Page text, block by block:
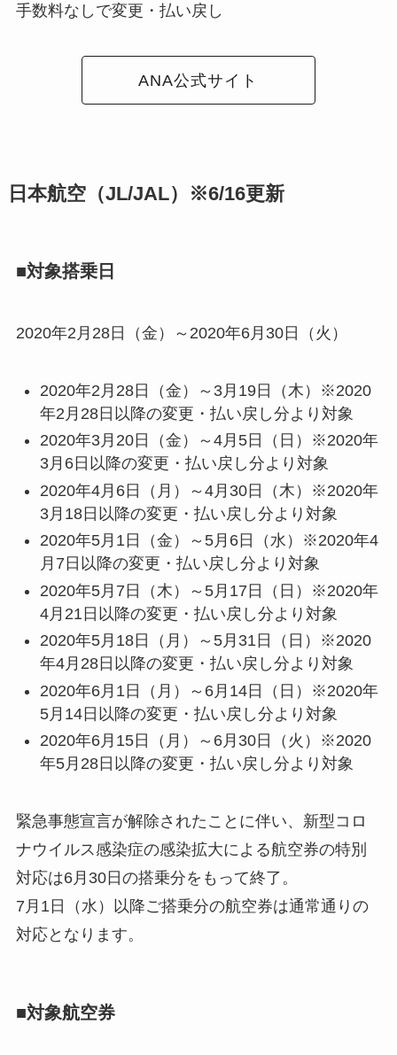
手数料なしで変更・払い戻し
ANA公式サイト
日本航空（JL/JAL）※6/16更新
■対象搭乗日
2020年2月28日（金）～2020年6月30日（火）
2020年2月28日（金）～3月19日（木）※2020
年2月28日以降の変更・払い戻し分より対象
2020年3月20日（金）～4月5日（日）※2020年
3月6日以降の変更・払い戻し分より対象
2020年4月6日（月）～4月30日（木）※2020年
3月18日以降の変更・払い戻し分より対象
2020年5月1日（金）～5月6日（水）※2020年4
月7日以降の変更・払い戻し分より対象
2020年5月7日（木）～5月17日（日）※2020年
4月21日以降の変更・払い戻し分より対象
2020年5月18日（月）～5月31日（日）※2020
年4月28日以降の変更・払い戻し分より対象
2020年6月1日（月）～6月14日（日）※2020年
5月14日以降の変更・払い戻し分より対象
2020年6月15日（月）～6月30日（火）※2020
年5月28日以降の変更・払い戻し分より対象
緊急事態宣言が解除されたことに伴い、新型コロ
ナウイルス感染症の感染拡大による航空券の特別
対応は6月30日の搭乗分をもって終了。
7月1日（水）以降ご搭乗分の航空券は通常通りの
対応となります。
■対象航空券